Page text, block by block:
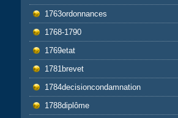
1763ordonnances
1768-1790
1769etat
1781brevet
1784decisioncondamnation
1788diplôme